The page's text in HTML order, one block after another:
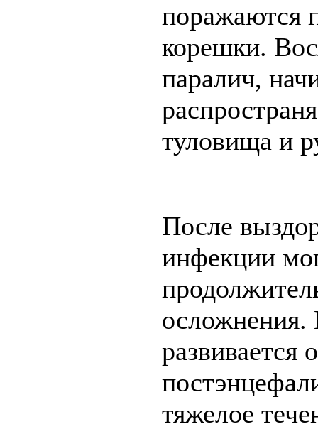
поражаются
корешки.
паралич,
туловища и
После
инфекции
осложнения.
развивается
тяжелое